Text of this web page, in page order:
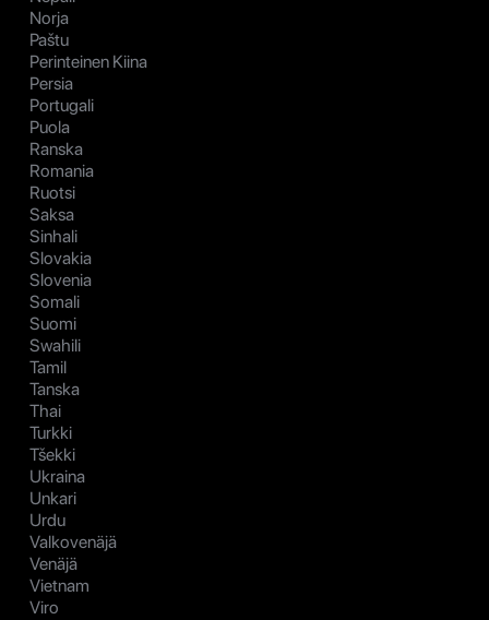
Norja
Paštu
Perinteinen Kiina
Persia
Portugali
Puola
Ranska
Romania
Ruotsi
Saksa
Sinhali
Slovakia
Slovenia
Somali
Suomi
Swahili
Tamil
Tanska
Thai
Turkki
Tšekki
Ukraina
Unkari
Urdu
Valkovenäjä
Venäjä
Vietnam
Viro